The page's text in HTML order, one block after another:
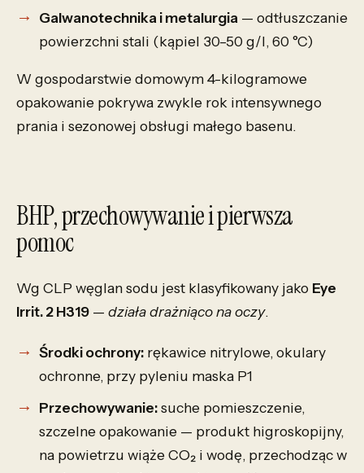
Galwanotechnika i metalurgia — odtłuszczanie
powierzchni stali (kąpiel 30–50 g/l, 60 °C)
W gospodarstwie domowym 4-kilogramowe
opakowanie pokrywa zwykle rok intensywnego
prania i sezonowej obsługi małego basenu.
BHP, przechowywanie i pierwsza
pomoc
Wg CLP węglan sodu jest klasyfikowany jako Eye
Irrit. 2 H319 — działa drażniąco na oczy.
Środki ochrony: rękawice nitrylowe, okulary
ochronne, przy pyleniu maska P1
Przechowywanie:suche pomieszczenie,
szczelne opakowanie — produkt higroskopijny,
na powietrzu wiąże CO₂ i wodę, przechodząc w